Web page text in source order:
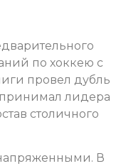
по хоккею с
провел дубль
лидера
столичного
В